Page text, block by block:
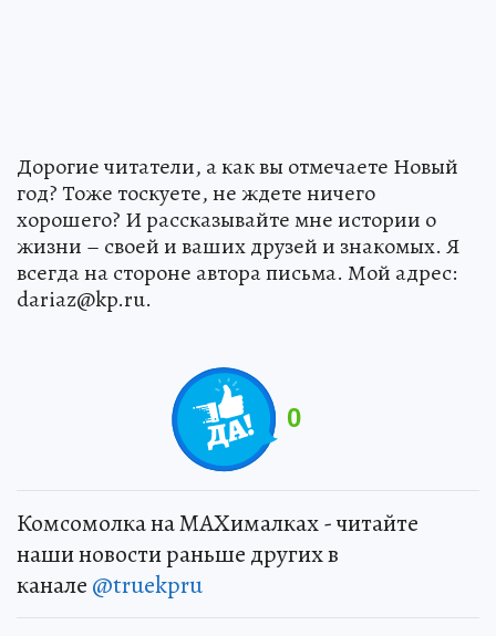
Дорогие читатели, а как вы отмечаете Новый
год? Тоже тоскуете, не ждете ничего
хорошего? И рассказывайте мне истории о
жизни – своей и ваших друзей и знакомых. Я
всегда на стороне автора письма. Мой адрес:
dariaz@kp.ru.
0
Комсомолка на MAXималках - читайте
наши новости раньше других в
канале @truekpru